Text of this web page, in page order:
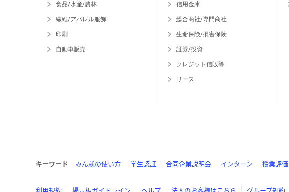
食品/水産/農林
繊維/アパレル服飾
印刷
自動車販売
信用金庫
総合商社/専門商社
生命保険/損害保険
証券/投資
クレジット信販等
リース
キーワード みん就の使い方 学生認証 合同企業説明会 インターン 授業評価